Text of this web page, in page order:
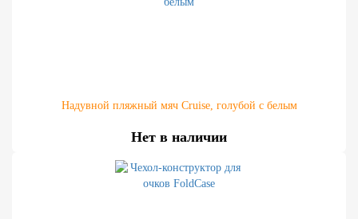
Надувной пляжный мяч Cruise, голубой с белым
Нет в наличии